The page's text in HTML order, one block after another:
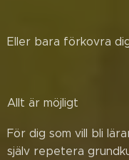
Eller bara förkovra
Allt är möjligt 🥚🌟💫
För dig som vill bli
själv repetera